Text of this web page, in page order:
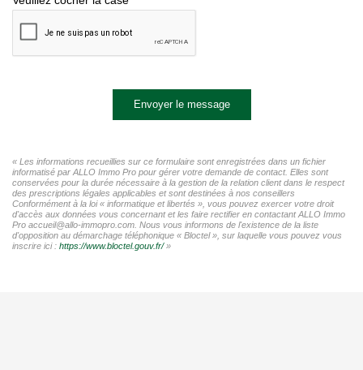
Envoyer le message
« Les informations recueillies sur ce formulaire sont enregistrées dans un fichier
informatisé par ALLO Immo Pro pour gérer votre demande de contact. Elles sont
conservées pour la durée nécessaire à la gestion de la relation client dans le respect
des prescriptions légales applicables et sont destinées à nos conseillers
Conformément à la loi « informatique et libertés », vous pouvez exercer votre droit
d'accès aux données vous concernant et les faire rectifier en contactant ALLO Immo
Pro accueil@allo-immopro.com. Nous vous informons de l'existence de la liste
d'opposition au démarchage téléphonique « Bloctel », sur laquelle vous pouvez vous
inscrire ici : https://www.bloctel.gouv.fr/»